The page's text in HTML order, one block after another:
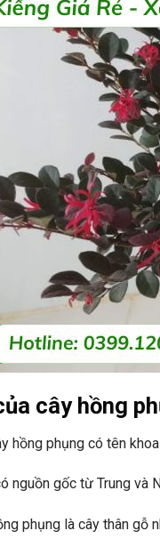
cây hồng
hồng phụng có tên
nguồn gốc từ Trung và
phụng là cây thân gỗ